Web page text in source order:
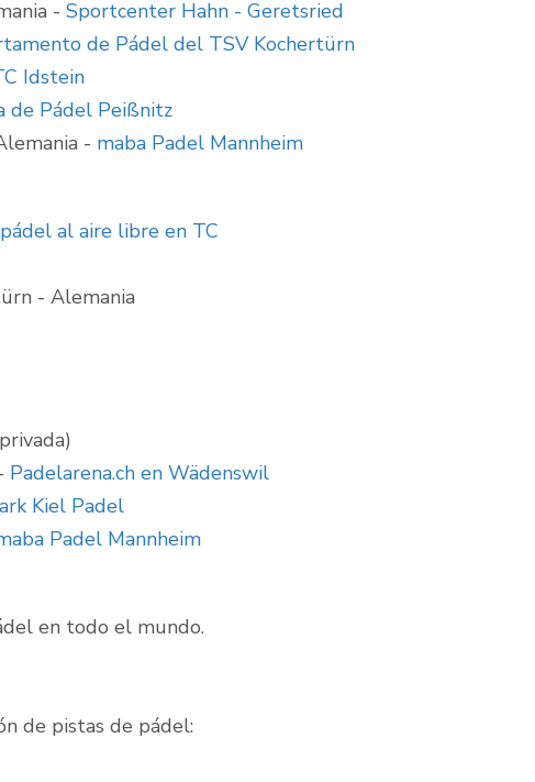
- Sportcenter Hahn - Geretsried
de Pádel del TSV Kochertürn
Idstein
de Pádel Peißnitz
- maba Padel Mannheim
al aire libre en TC
- Alemania
Padelarena.ch en Wädenswil
Kiel Padel
Padel Mannheim
en todo el mundo.
de pistas de pádel: